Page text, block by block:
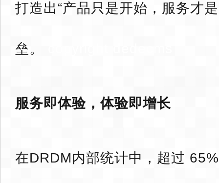
打造出“产品只是开始，服务才
垒。
服务即体验，体验即增长
在DRDM内部统计中，超过